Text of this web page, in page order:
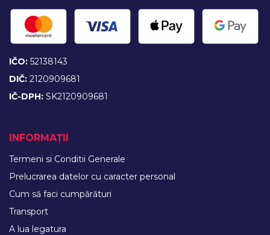
IČO: 52138143
DIČ: 2120909681
IČ-DPH: SK2120909681
INFORMAȚII
Termeni si Conditii Generale
Prelucrarea datelor cu caracter personal
Cum să faci cumpărături
Transport
A lua legatura